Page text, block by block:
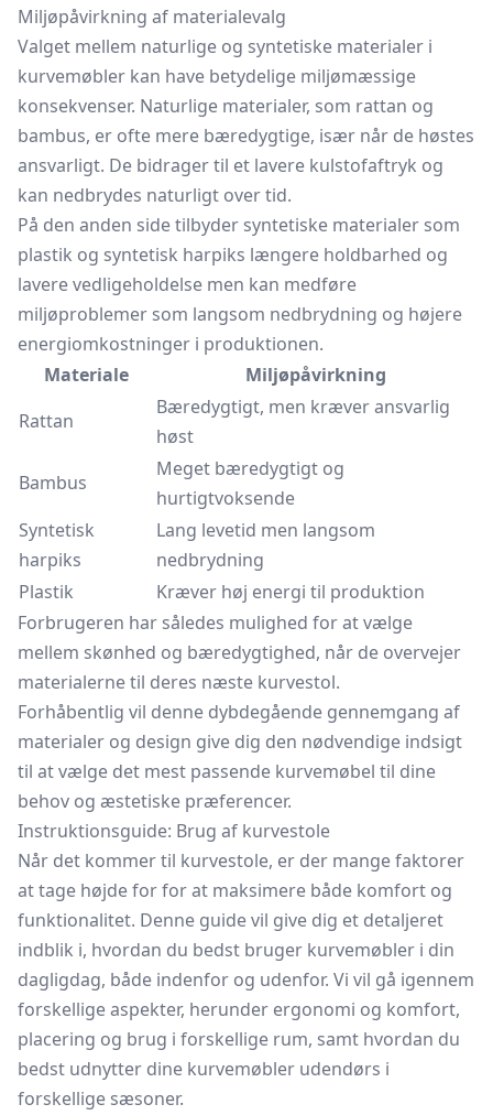
Miljøpåvirkning af materialevalg
Valget mellem naturlige og syntetiske materialer i
kurvemøbler kan have betydelige miljømæssige
konsekvenser. Naturlige materialer, som rattan og
bambus, er ofte mere bæredygtige, især når de høstes
ansvarligt. De bidrager til et lavere kulstofaftryk og
kan nedbrydes naturligt over tid.
På den anden side tilbyder syntetiske materialer som
plastik og syntetisk harpiks længere holdbarhed og
lavere vedligeholdelse men kan medføre
miljøproblemer som langsom nedbrydning og højere
energiomkostninger i produktionen.
Materiale
Miljøpåvirkning
Rattan
Bæredygtigt, men kræver ansvarlig
høst
Bambus
Meget bæredygtigt og
hurtigtvoksende
Syntetisk
harpiks
Lang levetid men langsom
nedbrydning
Plastik
Kræver høj energi til produktion
Forbrugeren har således mulighed for at vælge
mellem skønhed og bæredygtighed, når de overvejer
materialerne til deres næste kurvestol.
Forhåbentlig vil denne dybdegående gennemgang af
materialer og design give dig den nødvendige indsigt
til at vælge det mest passende kurvemøbel til dine
behov og æstetiske præferencer.
Instruktionsguide: Brug af kurvestole
Når det kommer til kurvestole, er der mange faktorer
at tage højde for for at maksimere både komfort og
funktionalitet. Denne guide vil give dig et detaljeret
indblik i, hvordan du bedst bruger kurvemøbler i din
dagligdag, både indenfor og udenfor. Vi vil gå igennem
forskellige aspekter, herunder ergonomi og komfort,
placering og brug i forskellige rum, samt hvordan du
bedst udnytter dine kurvemøbler udendørs i
forskellige sæsoner.